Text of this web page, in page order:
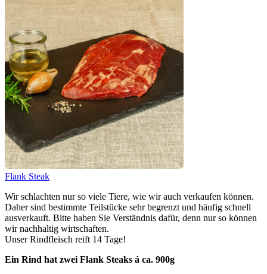
Flank Steak
Wir schlachten nur so viele Tiere, wie wir auch verkaufen können.
Daher sind bestimmte Teilstücke sehr begrenzt und häufig schnell
ausverkauft. Bitte haben Sie Verständnis dafür, denn nur so können
wir nachhaltig wirtschaften.
Unser Rindfleisch reift 14 Tage!
Ein Rind hat zwei Flank Steaks á ca. 900g